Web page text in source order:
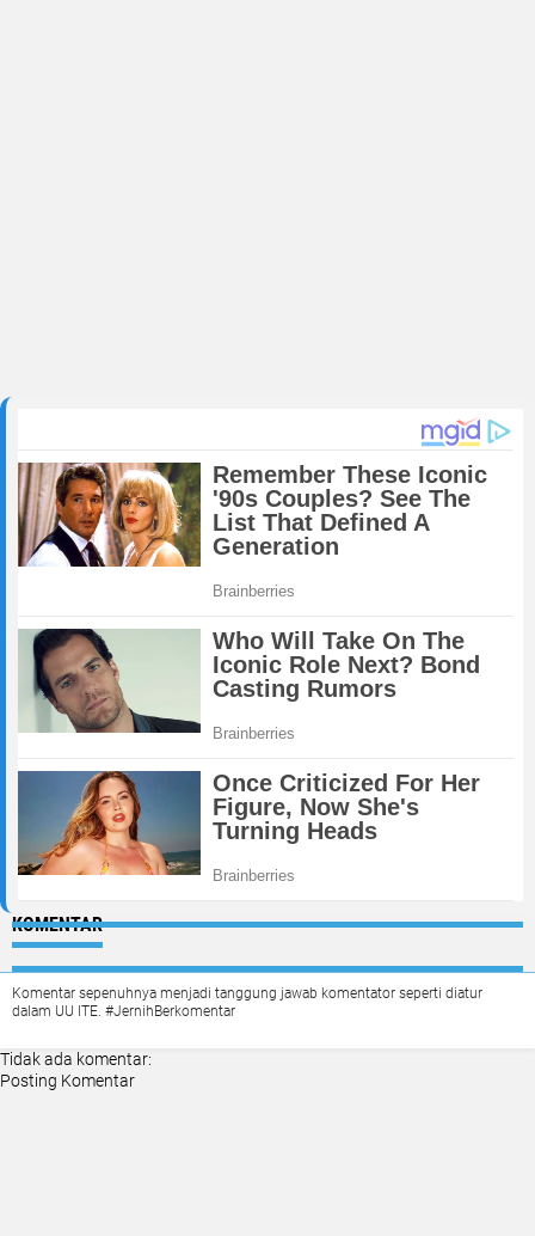
KOMENTAR
Komentar sepenuhnya menjadi tanggung jawab komentator seperti diatur
dalam UU ITE. #JernihBerkomentar
Tidak ada komentar:
Posting Komentar